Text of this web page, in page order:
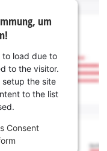
um
load due to
to the visitor.
setup the site
to the list
Consent